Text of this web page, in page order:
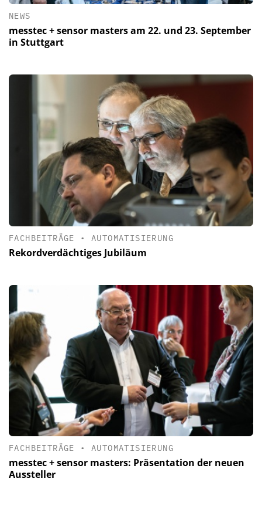
NEWS
messtec + sensor masters am 22. und 23. September
in Stuttgart
FACHBEITRÄGE •AUTOMATISIERUNG
Rekordverdächtiges Jubiläum
FACHBEITRÄGE •AUTOMATISIERUNG
messtec + sensor masters: Präsentation der neuen
Aussteller